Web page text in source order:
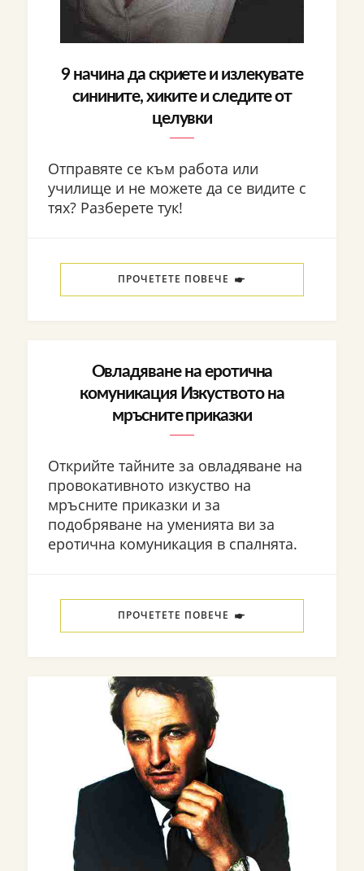
9 начина да скриете и излекувате
синините, хиките и следите от
целувки
Отправяте се към работа или
училище и не можете да се видите с
тях? Разберете тук!
ПРОЧЕТЕТЕ ПОВЕЧЕ
Овладяване на еротична
комуникация Изкуството на
мръсните приказки
Открийте тайните за овладяване на
провокативното изкуство на
мръсните приказки и за
подобряване на уменията ви за
еротична комуникация в спалнята.
ПРОЧЕТЕТЕ ПОВЕЧЕ